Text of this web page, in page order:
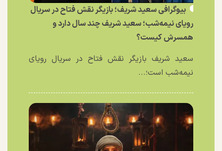
بیوگرافی سعید شریف؛ بازیگر نقش فتاح در سریال
رویای نیمه‌شب؛ سعید شریف چند سال دارد و
همسرش کیست؟
سعید شریف بازیگر نقش فتاح در سریال رویای
نیمه‌شب است؛...